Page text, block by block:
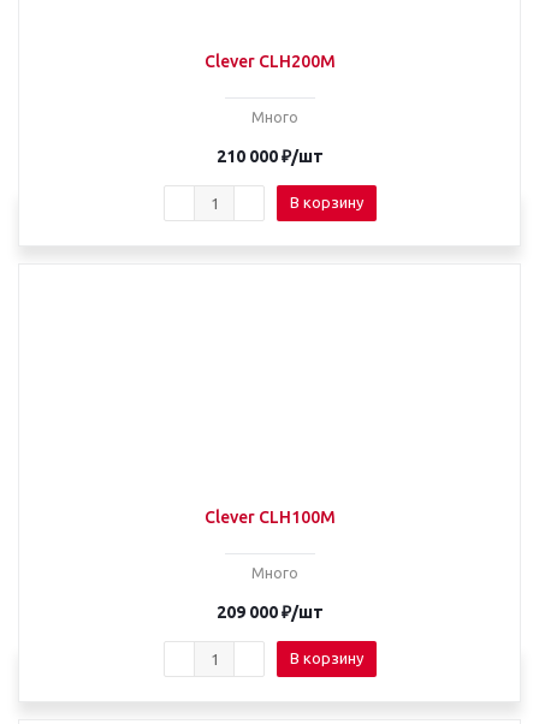
Clever CLH200M
Много
210 000₽/шт
В корзину
Clever CLH100M
Много
209 000₽/шт
В корзину